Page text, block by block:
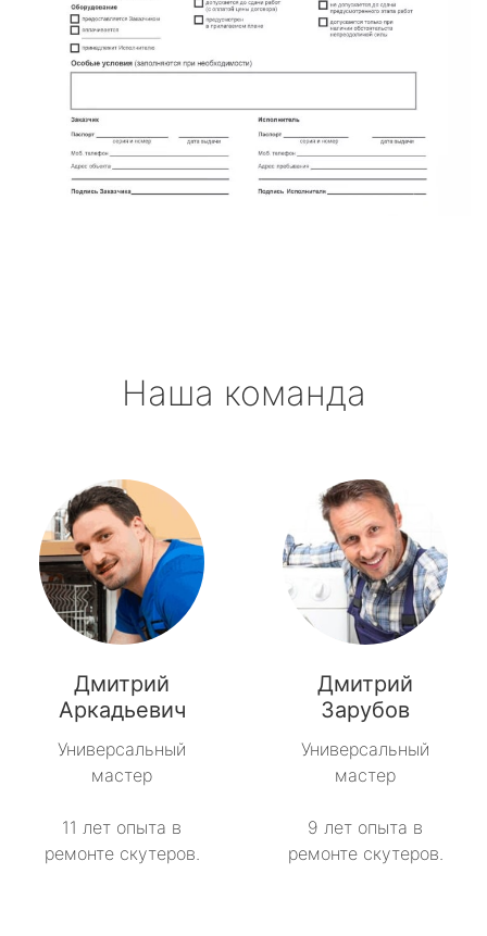
Наша команда
Дмитрий
Аркадьевич
Универсальный
мастер
11 лет опыта в
ремонте скутеров.
Дмитрий
Зарубов
Универсальный
мастер
9 лет опыта в
ремонте скутеров.